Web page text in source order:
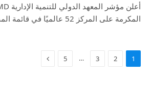
المكرمة على المركز 52 عالميًا في قائمة المدن الذكية حول…
1
2
3
…
5